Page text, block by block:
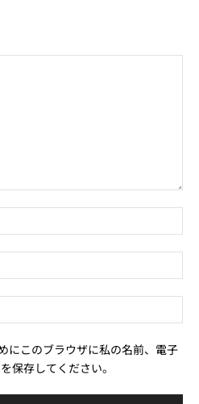
前
*
メ
ー
*ェ
にこのブラウザに私の名前、電子
保存してください。